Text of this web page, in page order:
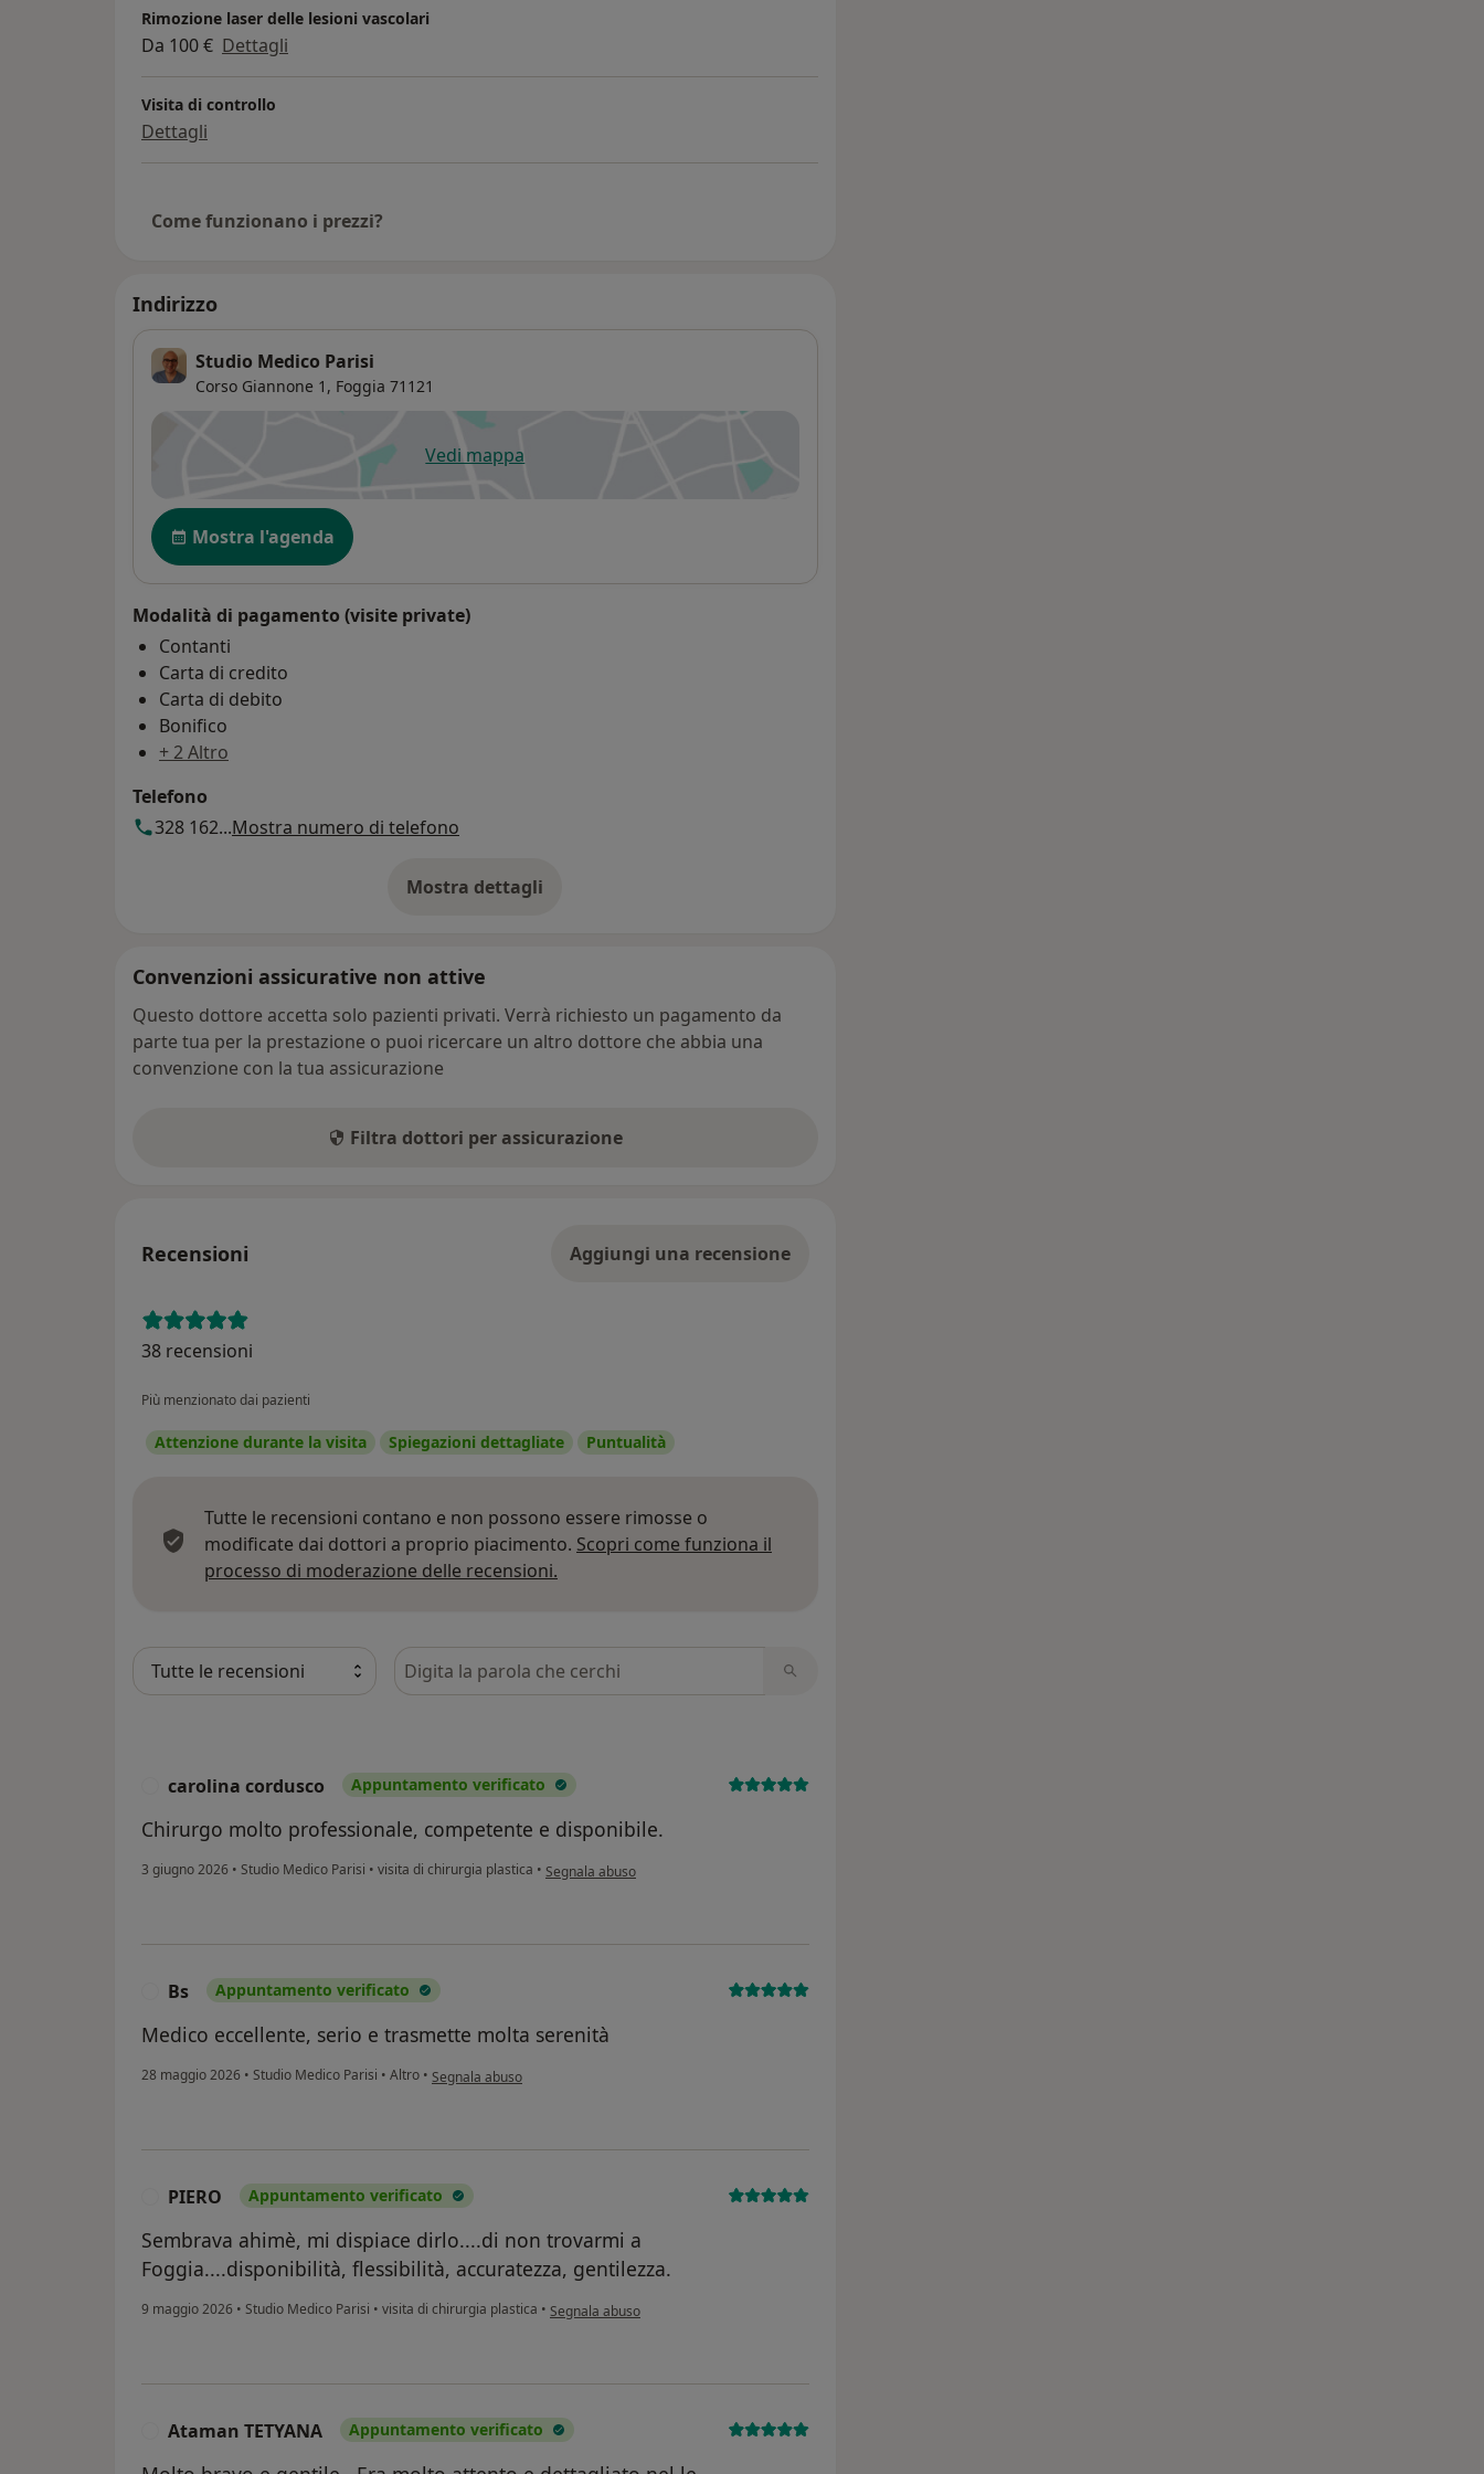
Rimozione laser delle lesioni vascolari
Da 100 € Dettagli
Visita di controllo
Dettagli
Come funzionano i prezzi?
Indirizzo
Studio Medico Parisi
Corso Giannone 1, Foggia 71121
Vedi mappasi apre in una nuova scheda
Disponibilità
Mostra l'agenda
Modalità di pagamento (visite private)
Contanti
Carta di credito
Carta di debito
Bonifico
+ 2 Altro
Telefono
328 162...Mostra numero di telefono
Mostra dettagli
sull'indirizzo
Convenzioni assicurative non attive
Questo dottore accetta solo pazienti privati. Verrà richiesto un pagamento da
parte tua per la prestazione o puoi ricercare un altro dottore che abbia una
convenzione con la tua assicurazione
Filtra dottori per assicurazione
Recensioni Aggiungi una recensione
38 recensioni
Più menzionato dai pazienti
Attenzione durante la visita Spiegazioni dettagliate Puntualità
Tutte le recensioni contano e non possono essere rimosse o
modificate dai dottori a proprio piacimento. Scopri come funziona il
processo di moderazione delle recensioni.
Cerca nelle recensioni
carolina cordusco Appuntamento verificato
Chirurgo molto professionale, competente e disponibile.
3 giugno 2026 • Studio Medico Parisi • visita di chirurgia plastica • secondo l'opinione dell'utente carolina cordusco
Segnala abuso
Bs Appuntamento verificato
Medico eccellente, serio e trasmette molta serenità
28 maggio 2026 • Studio Medico Parisi • Altro • secondo l'opinione dell'utente Bs
Segnala abuso
PIERO Appuntamento verificato
Sembrava ahimè, mi dispiace dirlo....di non trovarmi a
Foggia....disponibilità, flessibilità, accuratezza, gentilezza.
9 maggio 2026 • Studio Medico Parisi • visita di chirurgia plastica • secondo l'opinione dell'utente PIERO
Segnala abuso
Ataman TETYANA Appuntamento verificato